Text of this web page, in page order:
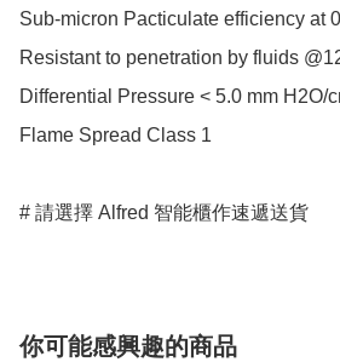
Sub-micron Pacticulate efficiency at
Resistant to penetration by fluids
Differential Pressure < 5.0 mm H2O/
Flame Spread Class 1
# 請選擇 Alfred 智能櫃作速遞送貨
你可能感興趣的商品